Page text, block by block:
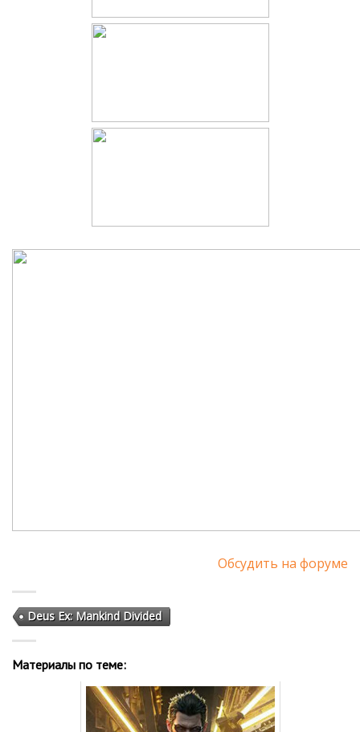
Обсудить на форуме
Deus Ex: Mankind Divided
Материалы по теме: